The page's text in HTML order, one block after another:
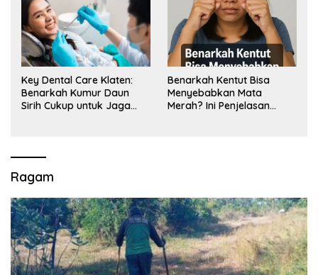
Key Dental Care Klaten:
Benarkah Kumur Daun
Sirih Cukup untuk Jaga
Benarkah Kentut Bisa
Menyebabkan Mata
Merah? Ini Penjelasan
Ragam